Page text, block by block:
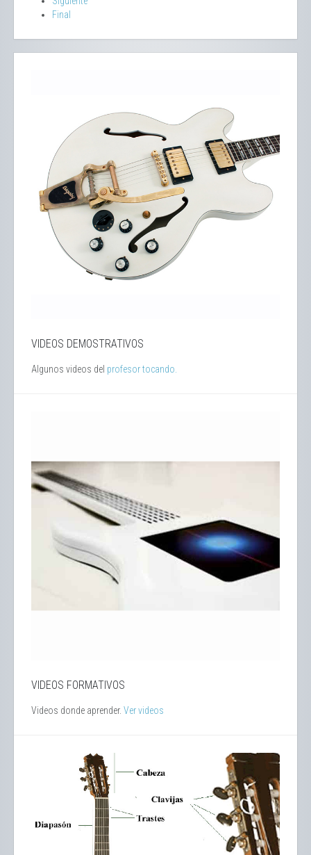
Final
VIDEOS DEMOSTRATIVOS
Algunos videos del profesor tocando.
VIDEOS FORMATIVOS
Videos donde aprender. Ver videos